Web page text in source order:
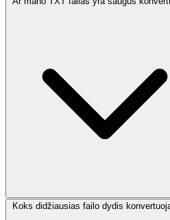
Koks didžiausias failo dydis